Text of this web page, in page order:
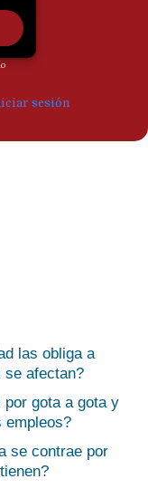
las obliga a
se afectan?
gota a gota y
empleos?
se contrae por